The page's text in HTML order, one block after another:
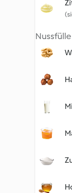
Nussfülle